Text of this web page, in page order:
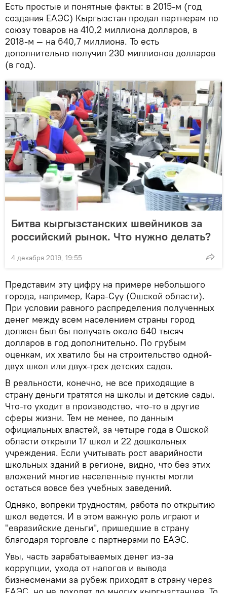
Есть простые и понятные факты: в 2015-м (год
создания ЕАЭС) Кыргызстан продал партнерам по
союзу товаров на 410,2 миллиона долларов, в
2018-м — на 640,7 миллиона. То есть
дополнительно получил 230 миллионов долларов
(в год).
Битва кыргызстанских швейников за
российский рынок. Что нужно делать?
4 декабря 2019, 19:55
Представим эту цифру на примере небольшого
города, например, Кара-Суу (Ошской области).
При условии равного распределения полученных
денег между всем населением страны город
должен был бы получать около 640 тысяч
долларов в год дополнительно. По грубым
оценкам, их хватило бы на строительство одной-
двух школ или двух-трех детских садов.
В реальности, конечно, не все приходящие в
страну деньги тратятся на школы и детские сады.
Что-то уходит в производство, что-то в другие
сферы жизни. Тем не менее, по данным
официальных властей, за четыре года в Ошской
области открыли 17 школ и 22 дошкольных
учреждения. Если учитывать рост аварийности
школьных зданий в регионе, видно, что без этих
вложений многие населенные пункты могли
остаться вовсе без учебных заведений.
Однако, вопреки трудностям, работа по открытию
школ ведется. И в этом важную роль играют и
"евразийские деньги", пришедшие в страну
благодаря торговле с партнерами по ЕАЭС.
Увы, часть зарабатываемых денег из-за
коррупции, ухода от налогов и вывода
бизнесменами за рубеж приходят в страну через